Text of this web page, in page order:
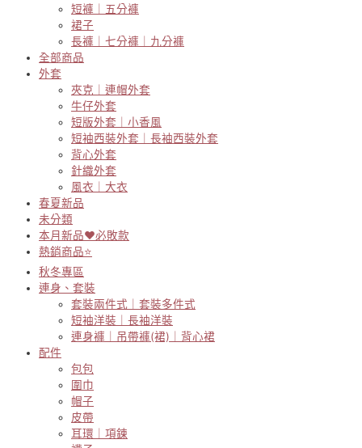
短褲｜五分褲
裙子
長褲｜七分褲｜九分褲
全部商品
外套
夾克｜連帽外套
牛仔外套
短版外套｜小香風
短袖西裝外套｜長袖西裝外套
背心外套
針織外套
風衣｜大衣
春夏新品
未分類
本月新品♥必敗款
熱銷商品⭐
秋冬專區
連身、套裝
套裝兩件式｜套裝多件式
短袖洋裝｜長袖洋裝
連身褲｜吊帶褲(裙)｜背心裙
配件
包包
圍巾
帽子
皮帶
耳環｜項鍊